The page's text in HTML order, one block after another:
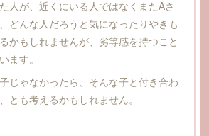
人が、近くにいる人ではなくまたAさ
どんな人だろうと気になったりやきも
かもしれませんが、劣等感を持つこと
ます。
じゃなかったら、そんな子と付き合わ
とも考えるかもしれません。